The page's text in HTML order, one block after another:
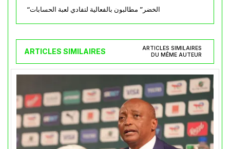
“الخضر” مطالبون بالفعالية لتفادي لعبة الحسابات
ARTICLES SIMILAIRES
ARTICLES SIMILAIRES
DU MÊME AUTEUR